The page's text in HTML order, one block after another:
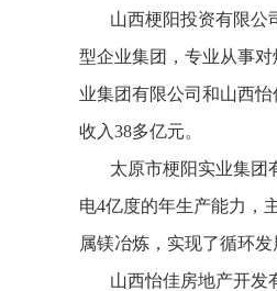
山西梗阳投资有限公
型企业集团，专业从事
业集团有限公司和山西
收入38多亿元。
太原市梗阳实业集团
电4亿度的年生产能力，
属镁冶炼，实现了循环发
山西怡佳房地产开发